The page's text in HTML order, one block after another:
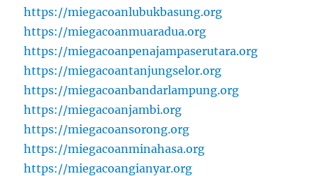
https://miegacoanlubukbasung.org
https://miegacoanmuaradua.org
https://miegacoanpenajampaserutara.org
https://miegacoantanjungselor.org
https://miegacoanbandarlampung.org
https://miegacoanjambi.org
https://miegacoansorong.org
https://miegacoanminahasa.org
https://miegacoangianyar.org